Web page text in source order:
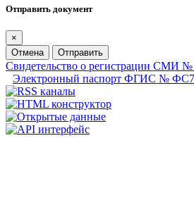
Отправить документ
×
Отмена
Отправить
Свидетельство о регистрации СМИ
Электронный паспорт ФГИС №